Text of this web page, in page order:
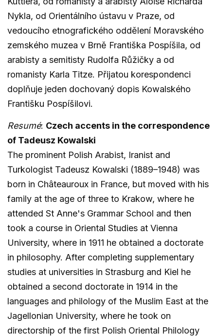
Nykla, od Orientálního ústavu v Praze, od
vedoucího etnografického oddělení Moravského
zemského muzea v Brně Františka Pospíšila, od
arabisty a semitisty Rudolfa Růžičky a od
romanisty Karla Titze. Přijatou korespondenci
doplňuje jeden dochovaný dopis Kowalského
Františku Pospíšilovi.
Resumé: Czech accents in the correspondence
of Tadeusz Kowalski
The prominent Polish Arabist, Iranist and
Turkologist Tadeusz Kowalski (1889–1948) was
born in Châteauroux in France, but moved with his
family at the age of three to Krakow, where he
attended St Anne's Grammar School and then
took a course in Oriental Studies at Vienna
University, where in 1911 he obtained a doctorate
in philosophy. After completing supplementary
studies at universities in Strasburg and Kiel he
obtained a second doctorate in 1914 in the
languages and philology of the Muslim East at the
Jagellonian University, where he took on
directorship of the first Polish Oriental Philology